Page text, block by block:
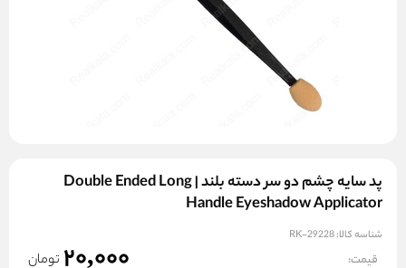
پد سایه چشم دو سر دسته بلند | Double Ended Long
Handle Eyeshadow Applicator
شناسه کالا:RK-29228
قیمت: تومان